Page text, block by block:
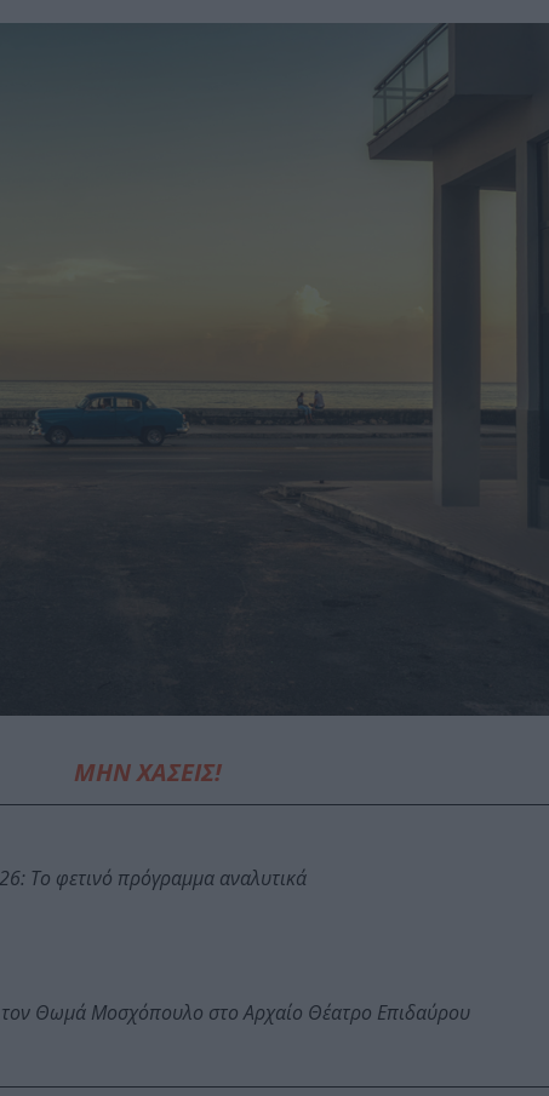
ΜΗΝ ΧΑΣΕΙΣ!
Το φετινό πρόγραμμα αναλυτικά
Θωμά Μοσχόπουλο στο Αρχαίο Θέατρο Επιδαύρου